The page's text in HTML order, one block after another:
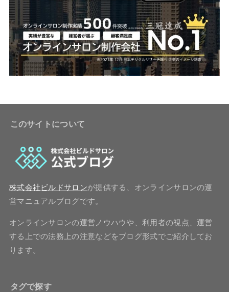
このサイトについて
株式会社ビルドサロンが提供する、オンラインサロンの運
営マニュアルブログです。
オンラインサロンの運営ノウハウや、利用者の視点、運営
する上での法務上の注意などをブログ形式でご紹介してお
ります。
タグで探す